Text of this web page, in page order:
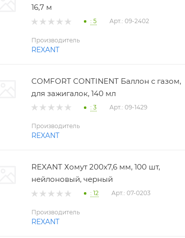
16,7 м
: 5 Арт.: 09-2402
Производитель
REXANT
COMFORT CONTINENT Баллон с газом,
для зажигалок, 140 мл
: 3 Арт.: 09-1429
Производитель
REXANT
REXANT Хомут 200х7,6 мм, 100 шт,
нейлоновый, черный
: 12 Арт.: 07-0203
Производитель
REXANT